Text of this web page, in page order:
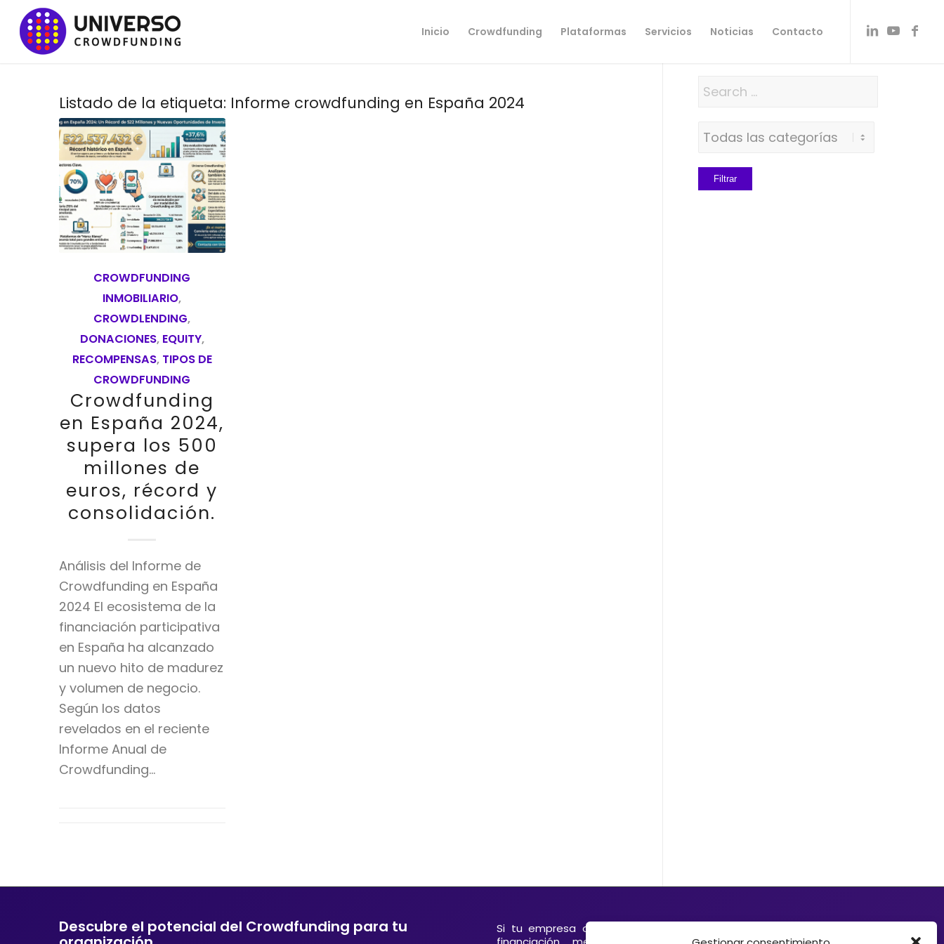
Inicio Crowdfunding Plataformas Servicios Noticias Contacto
Listado de la etiqueta: Informe crowdfunding en España 2024
CROWDFUNDING
INMOBILIARIO,
CROWDLENDING,
DONACIONES, EQUITY,
RECOMPENSAS, TIPOS DE
CROWDFUNDING
Crowdfunding
en España 2024,
supera los 500
millones de
euros, récord y
consolidación.
Análisis del Informe de
Crowdfunding en España
2024 El ecosistema de la
financiación participativa
en España ha alcanzado
un nuevo hito de madurez
y volumen de negocio.
Según los datos
revelados en el reciente
Informe Anual de
Crowdfunding…
Descubre el potencial del Crowdfunding para tu
Si tu empresa o entidad quiere ofrecer a sus clientes soluciones de